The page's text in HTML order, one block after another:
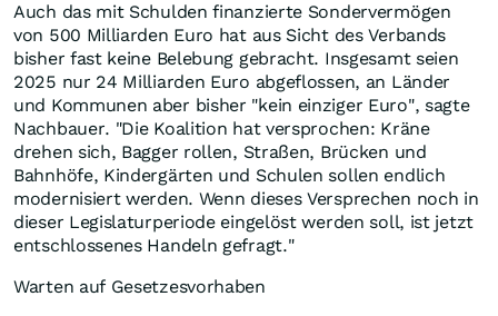
Auch das mit Schulden finanzierte Sondervermögen
von 500 Milliarden Euro hat aus Sicht des Verbands
bisher fast keine Belebung gebracht. Insgesamt seien
2025 nur 24 Milliarden Euro abgeflossen, an Länder
und Kommunen aber bisher "kein einziger Euro", sagte
Nachbauer. "Die Koalition hat versprochen: Kräne
drehen sich, Bagger rollen, Straßen, Brücken und
Bahnhöfe, Kindergärten und Schulen sollen endlich
modernisiert werden. Wenn dieses Versprechen noch in
dieser Legislaturperiode eingelöst werden soll, ist jetzt
entschlossenes Handeln gefragt."
Warten auf Gesetzesvorhaben